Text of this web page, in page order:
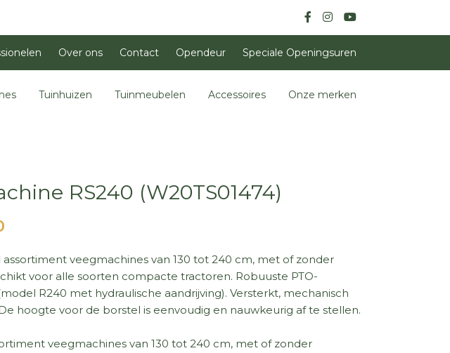
Over ons Contact Opendeur Speciale Openingsuren
Tuinhuizen Tuinmeubelen Accessoires Onze merken
RS240 (W20TS01474)
veegmachines van 130 tot 240 cm, met of zonder
voor alle soorten compacte tractoren. Robuuste PTO-
R240 met hydraulische aandrijving). Versterkt, mechanisch
hoogte voor de borstel is eenvoudig en nauwkeurig af te stellen.
veegmachines van 130 tot 240 cm, met of zonder